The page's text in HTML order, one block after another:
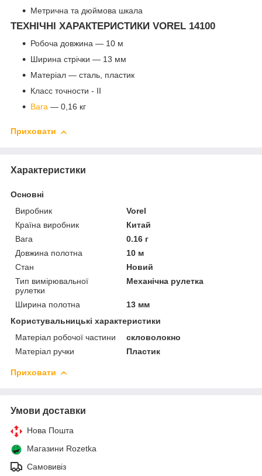
Метрична та дюймова шкала
ТЕХНІЧНІ ХАРАКТЕРИСТИКИ VOREL 14100
Робоча довжина — 10 м
Ширина стрічки — 13 мм
Матеріал — сталь, пластик
Класс точности - ІІ
Вага — 0,16 кг
Приховати
Характеристики
Основні
Виробник
Vorel
Країна виробник
Китай
Вага
0.16 г
Довжина полотна
10 м
Стан
Новий
Тип вимірювальної
рулетки
Механічна рулетка
Ширина полотна
13 мм
Користувальницькі характеристики
Матеріал робочої частини
скловолокно
Матеріал ручки
Пластик
Приховати
Умови доставки
Нова Пошта
Магазини Rozetka
Самовивіз